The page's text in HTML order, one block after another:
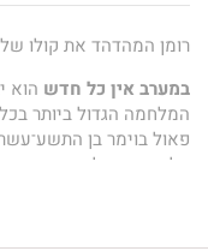
רומן המהדהד את קולו
במערב אין כל חדש הוא
המלחמה הגדול ביותר
פאול בוימר בן
הלימודים אל חזית
הריגושים